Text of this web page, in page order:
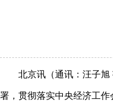
北京讯（通讯： 汪子旭
署，贯彻落实中央经济工